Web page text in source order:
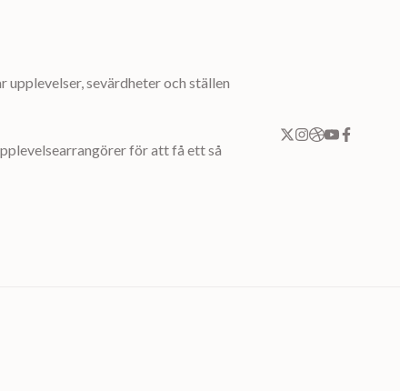
upplevelser, sevärdheter och ställen
för att få ett så